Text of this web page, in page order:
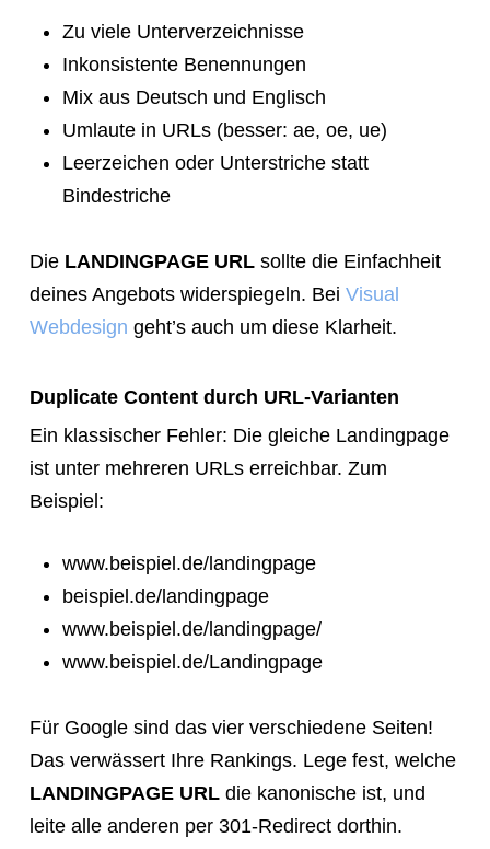
Zu viele Unterverzeichnisse
Inkonsistente Benennungen
Mix aus Deutsch und Englisch
Umlaute in URLs (besser: ae, oe, ue)
Leerzeichen oder Unterstriche statt
Bindestriche
Die LANDINGPAGE URLsollte die Einfachheit
deines Angebots widerspiegeln. Bei Visual
Webdesign geht’s auch um diese Klarheit.
Duplicate Content durch URL-Varianten
Ein klassischer Fehler: Die gleiche Landingpage
ist unter mehreren URLs erreichbar. Zum
Beispiel:
www.beispiel.de/landingpage
beispiel.de/landingpage
www.beispiel.de/landingpage/
www.beispiel.de/Landingpage
Für Google sind das vier verschiedene Seiten!
Das verwässert Ihre Rankings. Lege fest, welche
LANDINGPAGE URLdie kanonische ist, und
leite alle anderen per 301-Redirect dorthin.